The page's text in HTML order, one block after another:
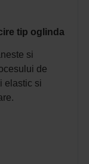
tip oglinda
si
de
elastic si